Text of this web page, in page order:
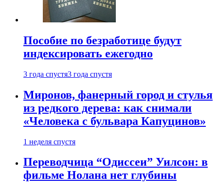
Пособие по безработице будут
индексировать ежегодно
3 года спустя3 года спустя
Миронов, фанерный город и стулья
из редкого дерева: как снимали
«Человека с бульвара Капуцинов»
1 неделя спустя
Переводчица “Одиссеи” Уилсон: в
фильме Нолана нет глубины